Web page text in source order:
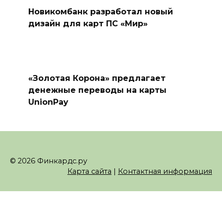
Новикомбанк разработал новый
дизайн для карт ПС «Мир»
«Золотая Корона» предлагает
денежные переводы на карты
UnionPay
© 2026 Финкардс.ру
Карта сайта | Контактная информация